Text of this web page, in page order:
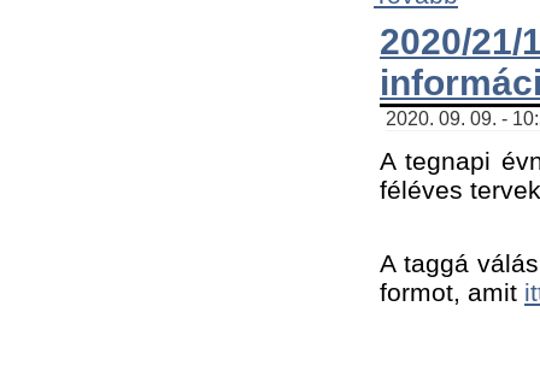
2020/
2020. 09. 09. -
A tegnapi
féléves
A taggá
formot, amit